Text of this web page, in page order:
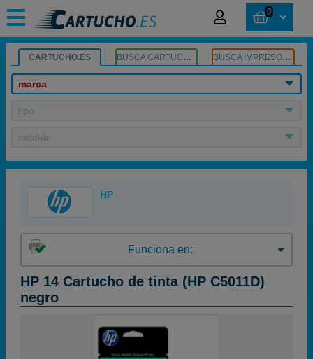
0
CARTUCHO.ES BUSCA CARTUCHOS BUSCA IMPRESORA
marca
tipo
modelo
HP
Funciona en:
HP 14 Cartucho de tinta (HP C5011D)
negro